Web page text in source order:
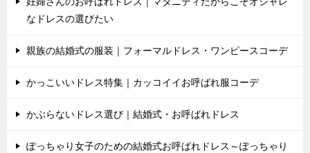
なドレスの選びたい
親族の結婚式の服装｜フォーマルドレス・ワンピースコーデ
かっこいいドレス特集｜カッコイイお呼ばれ服コーデ
かぶらないドレス選び｜結婚式・お呼ばれドレス
ぽっちゃり女子のための結婚式お呼ばれドレス～ぽっちゃり